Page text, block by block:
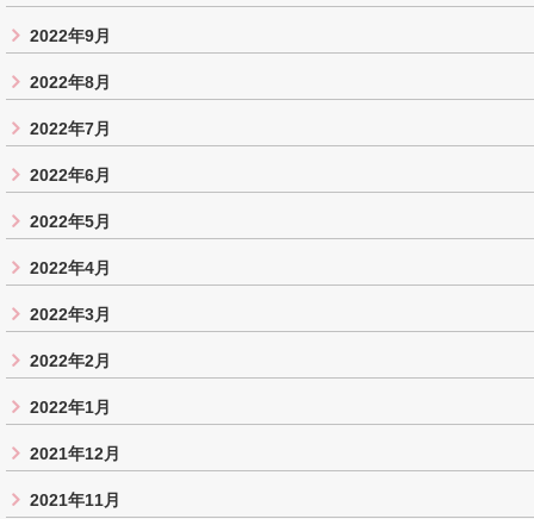
2022年9月
2022年8月
2022年7月
2022年6月
2022年5月
2022年4月
2022年3月
2022年2月
2022年1月
2021年12月
2021年11月